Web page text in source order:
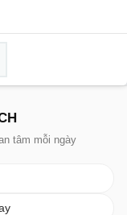
tâm mỗi ngày